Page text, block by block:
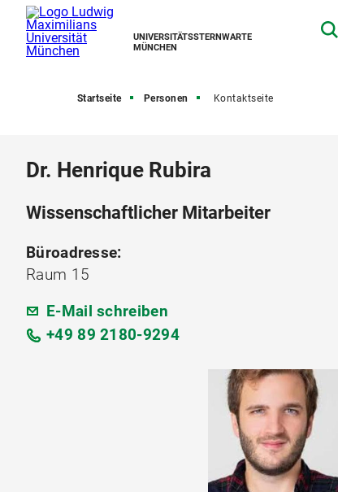
UNIVERSITÄTSSTERNWARTE
MÜNCHEN
Startseite Personen Kontaktseite
Dr. Henrique Rubira
Wissenschaftlicher Mitarbeiter
Büroadresse:
Raum 15
E-Mail schreiben
+49 89 2180-9294